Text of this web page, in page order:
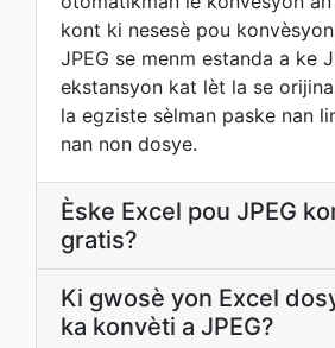
kont ki nesesè pou
JPEG se menm estanda a ke
ekstansyon kat lèt la se
la egziste sèlman paske nan
nan non dosye.
Èske Excel pou JPEG
gratis?
Ki gwosè yon Excel
ka konvèti a JPEG?